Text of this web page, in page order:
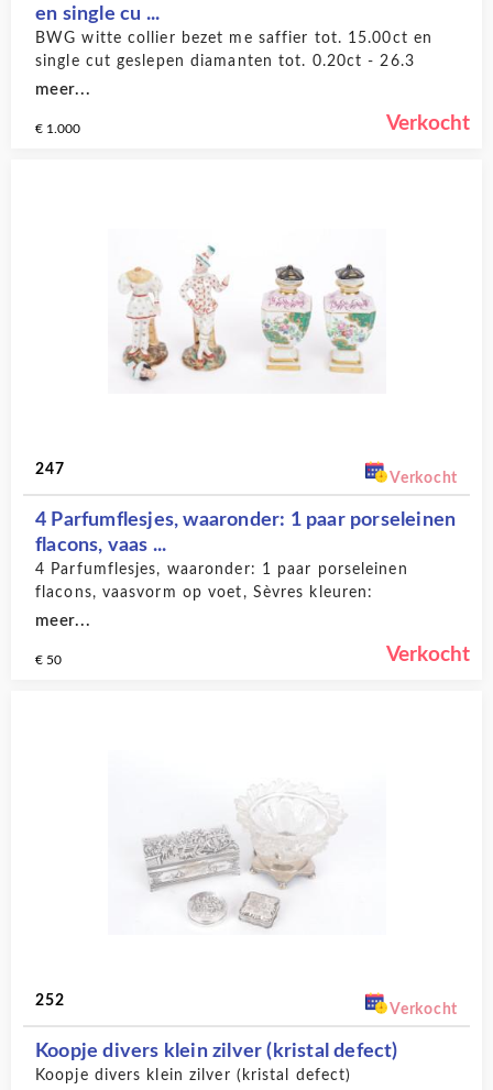
en single cu ...
BWG witte collier bezet me saffier tot. 15.00ct en
single cut geslepen diamanten tot. 0.20ct - 26.3
gram
meer...
€ 1.000 Verkocht
247
Verkocht
4 Parfumflesjes, waaronder: 1 paar porseleinen
flacons, vaas ...
4 Parfumflesjes, waaronder: 1 paar porseleinen
flacons, vaasvorm op voet, Sèvres kleuren:
groen/goud/paars op witte ondergrond + polychrome
porcelain de Paris, 19e eeuw, hoogte 10,5 cm, 1 paar
meer...
€ 50 Verkocht
252
Verkocht
Koopje divers klein zilver (kristal defect)
Koopje divers klein zilver (kristal defect)